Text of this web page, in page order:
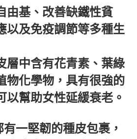
由基、改善缺鐵性貧
以及免疫調節等多種生
層中含有花青素、葉綠
物化學物，具有很強的
以幫助女性延緩衰老。
一堅韌的種皮包裹，